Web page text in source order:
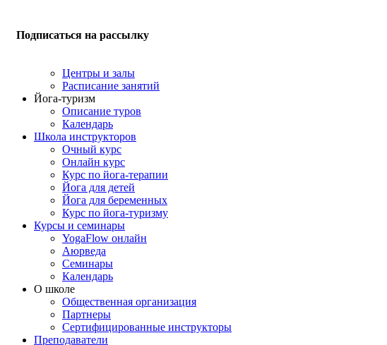
Подписаться на рассылку
Центры и залы
Расписание занятий
Йога-туризм
Описание туров
Календарь
Школа инструкторов
Очный курс
Онлайн курс
Курс по йога-терапии
Йога для детей
Йога для беременных
Курс по йога-туризму
Курсы и семинары
YogaFlow онлайн
Аюрведа
Семинары
Календарь
О школе
Общественная организация
Партнеры
Сертифицированные инструкторы
Преподаватели